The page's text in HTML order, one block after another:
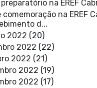
na EREF
comemoração na EREF
d...
2022 (20)
2022 (22)
2022 (21)
2022 (19)
2022 (17)